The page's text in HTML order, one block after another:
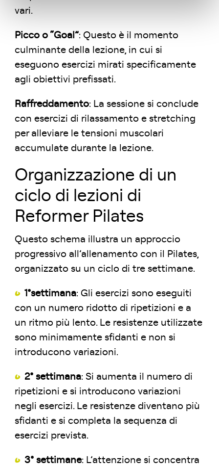
vari.
Picco o “Goal”: Questo è il momento
culminante della lezione, in cui si
eseguono esercizi mirati specificamente
agli obiettivi prefissati.
Raffreddamento: La sessione si conclude
con esercizi di rilassamento e stretching
per alleviare le tensioni muscolari
accumulate durante la lezione.
Organizzazione di un
ciclo di lezioni di
Reformer Pilates
Questo schema illustra un approccio
progressivo all’allenamento con il Pilates,
organizzato su un ciclo di tre settimane.
1°settimana: Gli esercizi sono eseguiti
con un numero ridotto di ripetizioni e a
un ritmo più lento. Le resistenze utilizzate
sono minimamente sfidanti e non si
introducono variazioni.
2° settimana: Si aumenta il numero di
ripetizioni e si introducono variazioni
negli esercizi. Le resistenze diventano più
sfidanti e si completa la sequenza di
esercizi prevista.
3° settimane: L’attenzione si concentra